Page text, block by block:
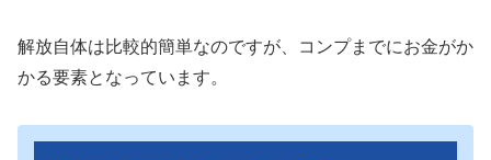
解放自体は比較的簡単なのですが、コンプまでにお金がか
かる要素となっています。